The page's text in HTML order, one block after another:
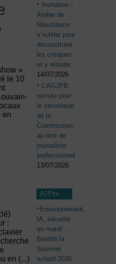
»
le 10
en
:
en (...)
Invitation –
Atelier de
Résistance :
s’outiller pour
déconstruire
les critiques
et y résister
14/07/2026
L’AGJPB
recrute pour
le secrétariat
de la
Commission
au titre de
journaliste
professionnel
13/07/2026
AJPro
Environnement,
IA, sécurité
en manif’…
Bientôt la
Summer
school 2026